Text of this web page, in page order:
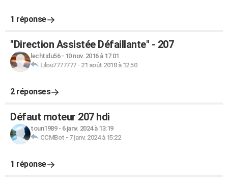
1 réponse
"Direction Assistée Défaillante" - 207
lechtidu56- 10 nov. 2016 à 17:01
Lilou7777777- 21 août 2018 à 12:50
2 réponses
Défaut moteur 207 hdi
toun1989- 6 janv. 2024 à 13:19
CCMBot - 7 janv. 2024 à 15:22
1 réponse